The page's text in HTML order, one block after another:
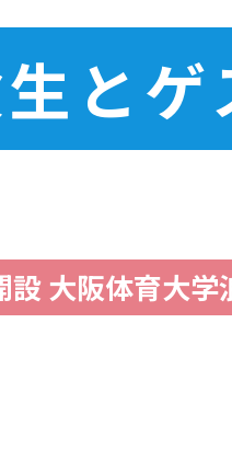
と
大阪体育大学